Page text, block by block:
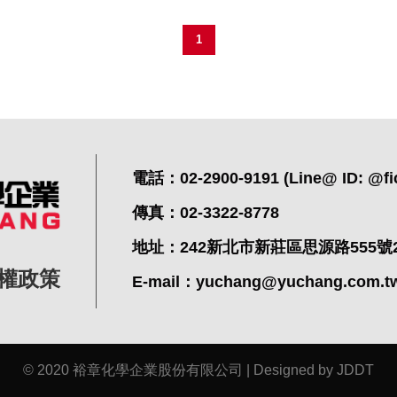
1
政策
電話：02-2900-9191 (Line@ ID:
傳真：02-3322-8778
地址：242新北市新莊區思源路555號
E-mail：
© 2020 裕章化學企業股份有限公司 | Designed by JDDT